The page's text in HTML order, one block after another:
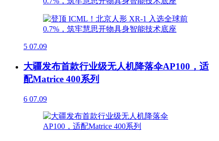
5 07.09
大疆发布首款行业级无人机降落伞AP100，适
配Matrice 400系列
6 07.09